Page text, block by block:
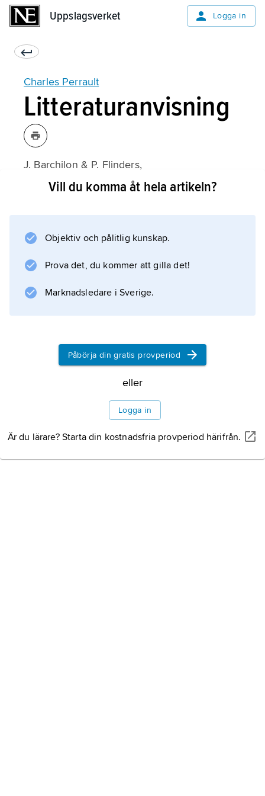
Uppslagsverket Logga in
Charles Perrault
Litteraturanvisning
J. Barchilon & P. Flinders,
Charles Perrault
Vill du komma åt hela artikeln?
Objektiv och pålitlig kunskap.
Prova det, du kommer att gilla det!
Marknadsledare i Sverige.
Påbörja din gratis provperiod
eller
Logga in
Är du lärare? Starta din kostnadsfria provperiod härifrån.